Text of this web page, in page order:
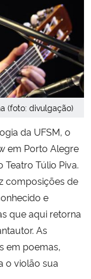
(foto: divulgação)
da UFSM, o
em Porto Alegre
Teatro Túlio Piva.
composições de
e
que aqui retorna
As
em poemas,
o violão sua